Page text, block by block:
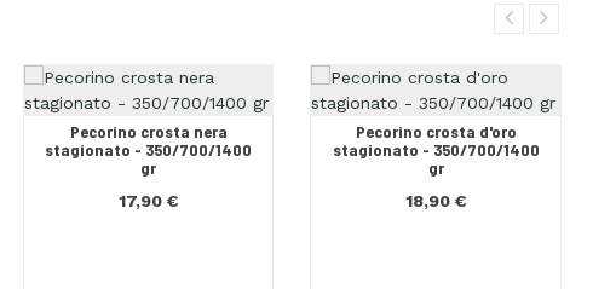
Pecorino crosta nera
stagionato - 350/700/1400
gr
17,90 €
Pecorino crosta d'oro
stagionato - 350/700/1400
gr
18,90 €